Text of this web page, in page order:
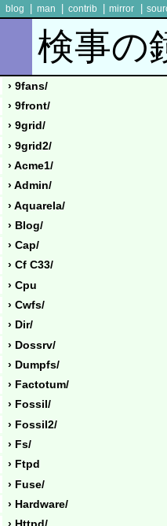
blog man contrib mirror
検事の
› 9fans/
› 9front/
› 9grid/
› 9grid2/
› Acme1/
› Admin/
› Aquarela/
› Blog/
› Cap/
› Cf C33/
› Cpu
› Cwfs/
› Dir/
› Dossrv/
› Dumpfs/
› Factotum/
› Fossil/
› Fossil2/
› Fs/
› Ftpd
› Fuse/
› Hardware/